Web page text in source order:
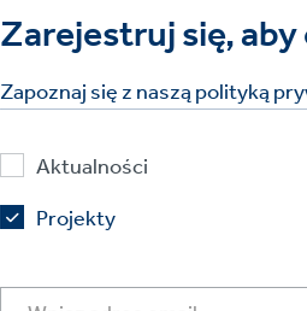
Zarejestruj się,
Zapoznaj się z naszą polityką
Aktualności
Projekty